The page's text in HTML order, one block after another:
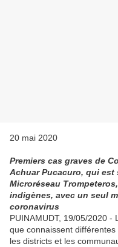
20 mai 2020
Premiers cas graves de
Achuar Pucacuro, qui est
Microréseau
indigènes, avec un seul
coronavirus
PUINAMUDT, 19/05/2020
que connaissent
les districts et les